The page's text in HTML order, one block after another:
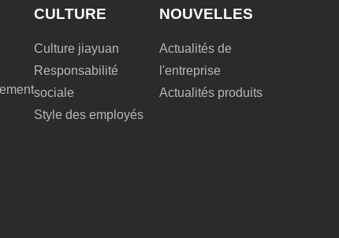
CULTURE
Culture jiayuan
Responsabilité
sociale
Style des employés
NOUVELLES
Actualités de
l'entreprise
Actualités produits